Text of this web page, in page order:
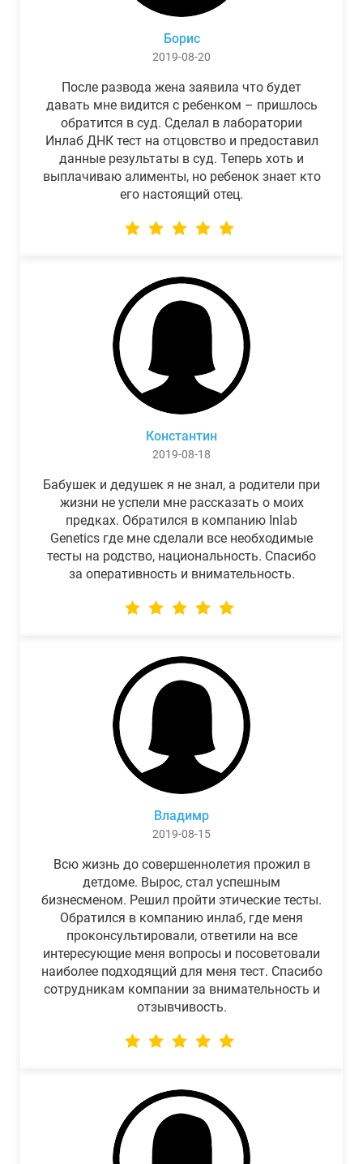
Борис
2019-08-20
После развода жена заявила что будет
давать мне видится с ребенком – пришлось
обратится в суд. Сделал в лаборатории
Инлаб ДНК тест на отцовство и предоставил
данные результаты в суд. Теперь хоть и
выплачиваю алименты, но ребенок знает кто
его настоящий отец.
Константин
2019-08-18
Бабушек и дедушек я не знал, а родители при
жизни не успели мне рассказать о моих
предках. Обратился в компанию Inlab
Genetics где мне сделали все необходимые
тесты на родство, национальность. Спасибо
за оперативность и внимательность.
Владимр
2019-08-15
Всю жизнь до совершеннолетия прожил в
детдоме. Вырос, стал успешным
бизнесменом. Решил пройти этические тесты.
Обратился в компанию инлаб, где меня
проконсультировали, ответили на все
интересующие меня вопросы и посоветовали
наиболее подходящий для меня тест. Спасибо
сотрудникам компании за внимательность и
отзывчивость.